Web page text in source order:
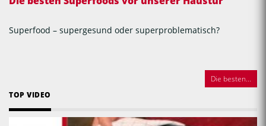
Superfood – supergesund oder superproblematisch?
Die besten...
TOP VIDEO